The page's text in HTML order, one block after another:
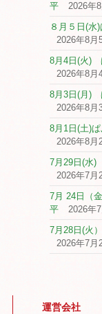
平
2026年
８月５日(水
2026年8月
8月4日(火)
2026年8月
8月3日(月)
2026年8月
8月1日(土)
2026年8月
7月29日(水
2026年7月
7月 24日（
平
2026年
7月28日(火
2026年7月
運営会社